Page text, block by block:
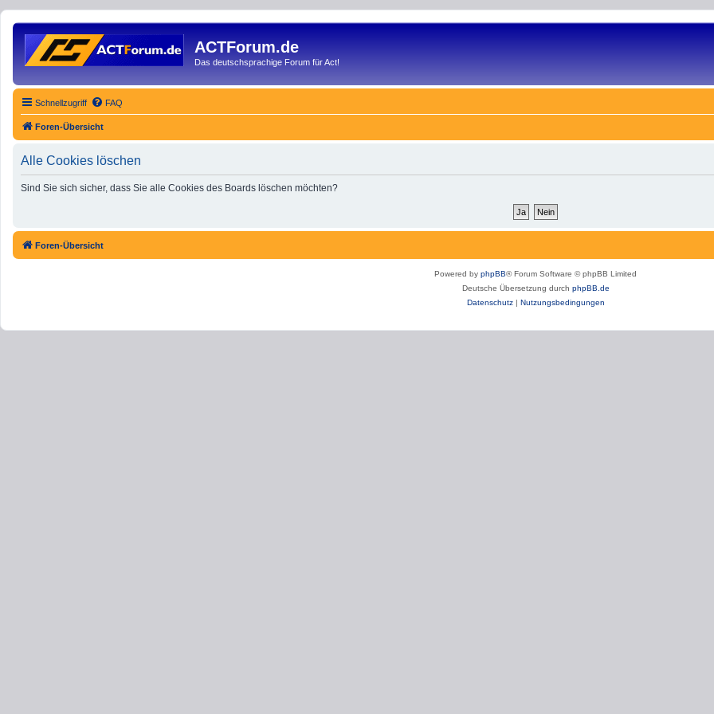
ACTForum.de
Das deutschsprachige Forum für Act!
Schnellzugriff FAQ
Foren-Übersicht
Alle Cookies löschen
Sind Sie sich sicher, dass Sie alle Cookies des Boards löschen möchten?
Foren-Übersicht
Powered by phpBB® Forum Software © phpBB Limited
Deutsche Übersetzung durch phpBB.de
Datenschutz| Nutzungsbedingungen